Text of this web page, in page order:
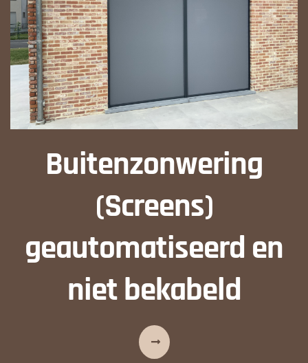
Buitenzonwering
(Screens)
geautomatiseerd en
niet bekabeld